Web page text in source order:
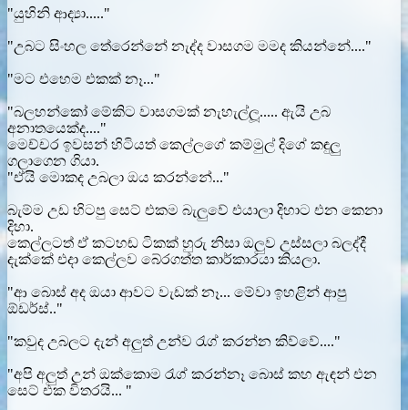
"යුහිනි ආද්‍යා....."
"උබට සිංහල තේරෙන්නේ නැද්ද වාසගම මමද කියන්නේ...."
"මට එහෙම එකක් නෑ..."
"බලහන්කෝ මේකිට වාසගමක් නැහැල්ලූ..... ඇයි උබ
අනාතයෙක්ද...."
මෙච්චර ඉවසන් හිටියත් කෙල්ලගේ කම්මුල් දිගේ කඳුලු
ගලාගෙන ගියා.
"ඒයි මොකද උබලා ඔය කරන්නේ..."
බැම්ම උඩ හිටපු සෙට් එකම බැලුවේ එයාලා දිහාට එන කෙනා
දිහා.
කෙල්ලටත් ඒ කටහඬ ටිකක් හුරු නිසා ඔලුව උස්සලා බලද්දී
දැක්කේ එදා කෙල්ලව බේරගත්ත කාර්කාරයා කියලා.
"ආ බොස් අද ඔයා ආවට වැඩක් නෑ... මේවා ඉහළින් ආපු
ඕඩර්ස්.."
"කවුද උබලට දැන් අලුත් උන්ව රැග් කරන්න කිව්වේ...."
"අපි අලුත් උන් ඔක්කොම රැග් කරන්නෑ බොස් කහ ඇඳන් එන
සෙට් එක විතරයි... "